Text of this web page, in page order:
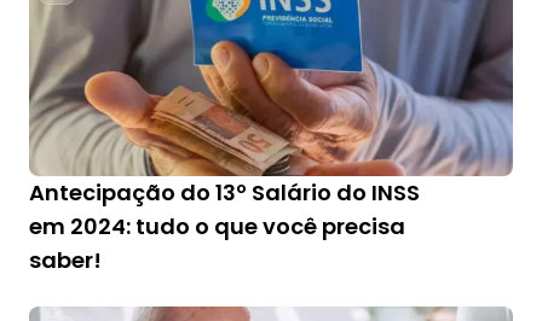
Antecipação do 13º Salário do INSS
em 2024: tudo o que você precisa
saber!